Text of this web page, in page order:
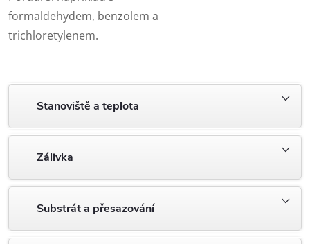
formaldehydem, benzolem a
trichloretylenem.
Stanoviště a teplota
Zálivka
Substrát a přesazování